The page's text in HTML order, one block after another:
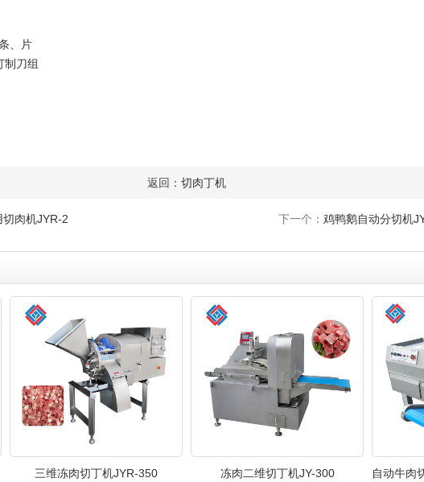
、片
制刀组
返回： 切肉丁机
切肉机JYR-2 下一个： 鸡鸭鹅自动分切机
三维冻肉切丁机JYR-350 冻肉二维切丁机JY-300